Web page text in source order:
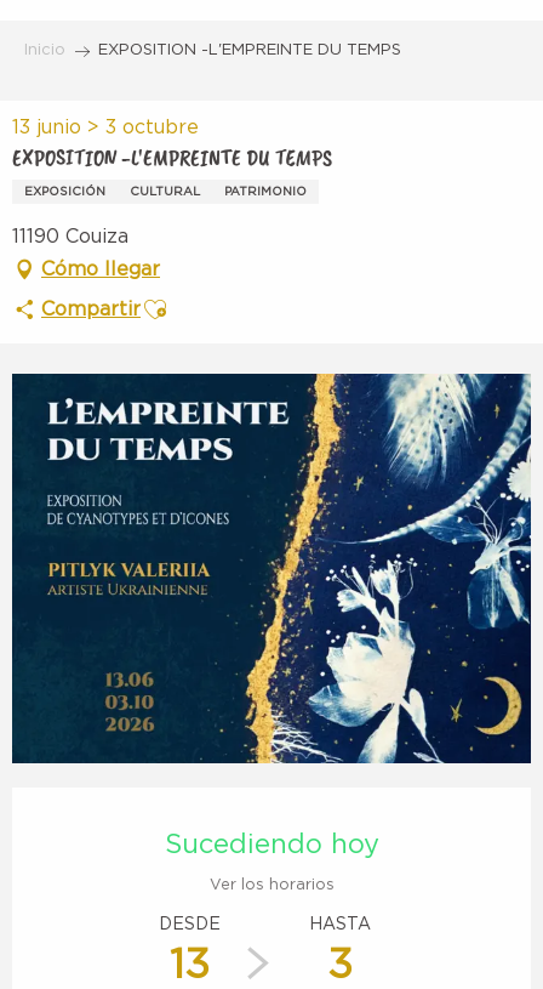
Inicio EXPOSITION -L'EMPREINTE DU TEMPS
13 junio > 3 octubre
EXPOSITION -L'EMPREINTE DU TEMPS
EXPOSICIÓN CULTURAL PATRIMONIO
11190 Couiza
Cómo llegar
CompartirAjouter aux favoris
Sucediendo hoy
Ver los horarios
DESDE
13
HASTA
3